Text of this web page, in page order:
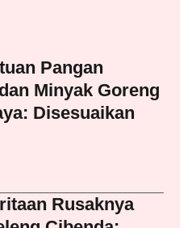
Pangan
Minyak Goreng
Disesuaikan
Rusaknya